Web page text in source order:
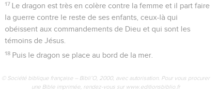
17 Le dragon est très en colère contre la femme et il part faire
la guerre contre le reste de ses enfants, ceux-là qui
obéissent aux commandements de Dieu et qui sont les
témoins de Jésus.
18 Puis le dragon se place au bord de la mer.
© Société biblique française – Bibli’O, 2000, avec autorisation. Pour vous procurer
une Bible imprimée, rendez-vous sur www.editionsbiblio.fr